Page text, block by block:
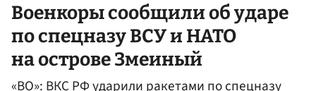
Военкоры сообщили об ударе
по спецназу ВСУ и НАТО
на острове Змеиный
«ВО»: ВКС РФ ударили ракетами по спецназу